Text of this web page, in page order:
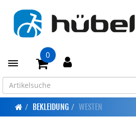
Toggle navigation
0
BEKLEIDUNG WESTEN